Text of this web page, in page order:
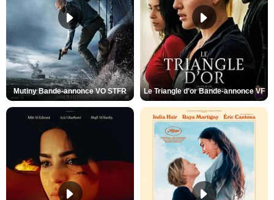
Mutiny Bande-annonce VO STFR Le Triangle d'or Bande-annonce VF